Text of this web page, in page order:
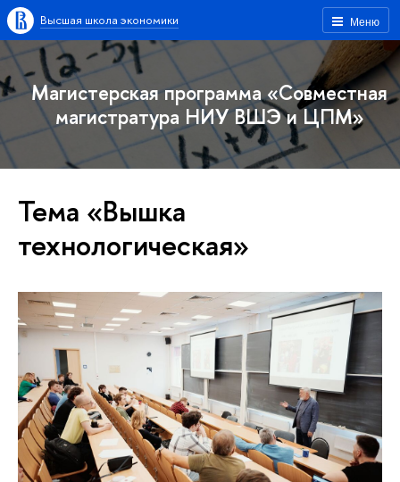
Меню
Высшая школа экономики
Магистерская программа «Совместная
магистратура НИУ ВШЭ и ЦПМ»
Тема «Вышка
технологическая»